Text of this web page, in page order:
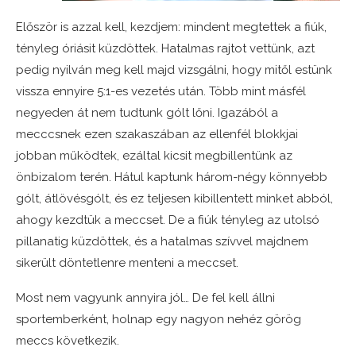
Először is azzal kell, kezdjem: mindent megtettek a fiúk,
tényleg óriásit küzdöttek. Hatalmas rajtot vettünk, azt
pedig nyilván meg kell majd vizsgálni, hogy mitől estünk
vissza ennyire 5:1-es vezetés után. Több mint másfél
negyeden át nem tudtunk gólt lőni. Igazából a
mecccsnek ezen szakaszában az ellenfél blokkjai
jobban működtek, ezáltal kicsit megbillentünk az
önbizalom terén. Hátul kaptunk három-négy könnyebb
gólt, átlövésgólt, és ez teljesen kibillentett minket abból,
ahogy kezdtük a meccset. De a fiúk tényleg az utolsó
pillanatig küzdöttek, és a hatalmas szívvel majdnem
sikerült döntetlenre menteni a meccset.
Most nem vagyunk annyira jól… De fel kell állni
sportemberként, holnap egy nagyon nehéz görög
meccs következik.